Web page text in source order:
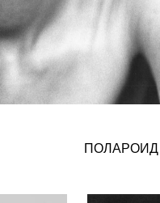
ПОЛАРОИД